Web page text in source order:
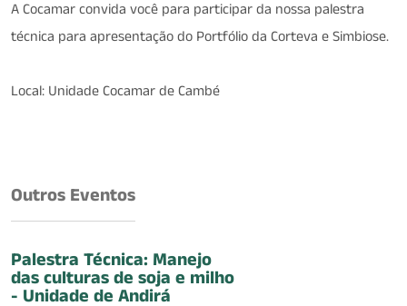
A Cocamar convida você para participar da nossa palestra
técnica para apresentação do Portfólio da Corteva e Simbiose.
Local: Unidade Cocamar de Cambé
Outros Eventos
Palestra Técnica: Manejo
das culturas de soja e milho
- Unidade de Andirá